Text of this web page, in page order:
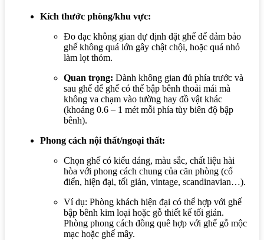
Kích thước phòng/khu vực:
Đo đạc không gian dự định đặt ghế để đảm bảo
ghế không quá lớn gây chật chội, hoặc quá nhỏ
làm lọt thỏm.
Quan trọng: Dành không gian đủ phía trước và
sau ghế để ghế có thể bập bênh thoải mái mà
không va chạm vào tường hay đồ vật khác
(khoảng 0.6 – 1 mét mỗi phía tùy biên độ bập
bênh).
Phong cách nội thất/ngoại thất:
Chọn ghế có kiểu dáng, màu sắc, chất liệu hài
hòa với phong cách chung của căn phòng (cổ
điển, hiện đại, tối giản, vintage, scandinavian…).
Ví dụ: Phòng khách hiện đại có thể hợp với ghế
bập bênh kim loại hoặc gỗ thiết kế tối giản.
Phòng phong cách đồng quê hợp với ghế gỗ mộc
mạc hoặc ghế mây.